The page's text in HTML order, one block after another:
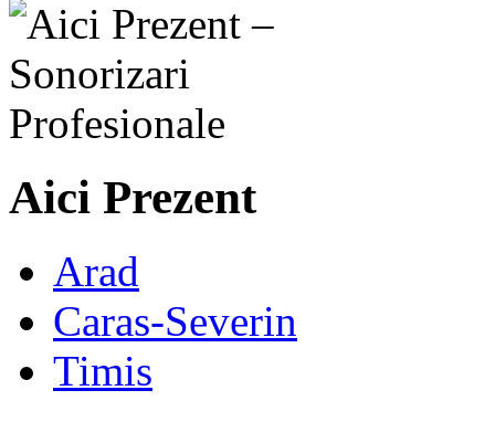
Aici Prezent
Arad
Caras-Severin
Timis